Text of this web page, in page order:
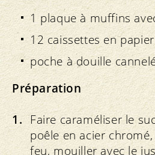
1 plaque à muffins
12 caissettes en
poche à douille
Préparation
Faire caraméliser le
poêle en acier
feu, mouiller avec le